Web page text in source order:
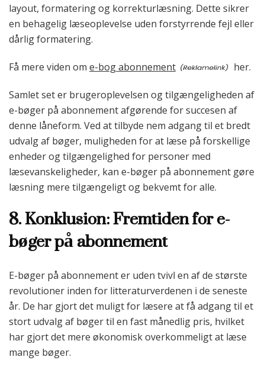
layout, formatering og korrekturlæsning. Dette sikrer
en behagelig læseoplevelse uden forstyrrende fejl eller
dårlig formatering.
Få mere viden om e-bog abonnement her.
Samlet set er brugeroplevelsen og tilgængeligheden af
e-bøger på abonnement afgørende for succesen af
denne låneform. Ved at tilbyde nem adgang til et bredt
udvalg af bøger, muligheden for at læse på forskellige
enheder og tilgængelighed for personer med
læsevanskeligheder, kan e-bøger på abonnement gøre
læsning mere tilgængeligt og bekvemt for alle.
8. Konklusion: Fremtiden for e-
bøger på abonnement
E-bøger på abonnement er uden tvivl en af de største
revolutioner inden for litteraturverdenen i de seneste
år. De har gjort det muligt for læsere at få adgang til et
stort udvalg af bøger til en fast månedlig pris, hvilket
har gjort det mere økonomisk overkommeligt at læse
mange bøger.